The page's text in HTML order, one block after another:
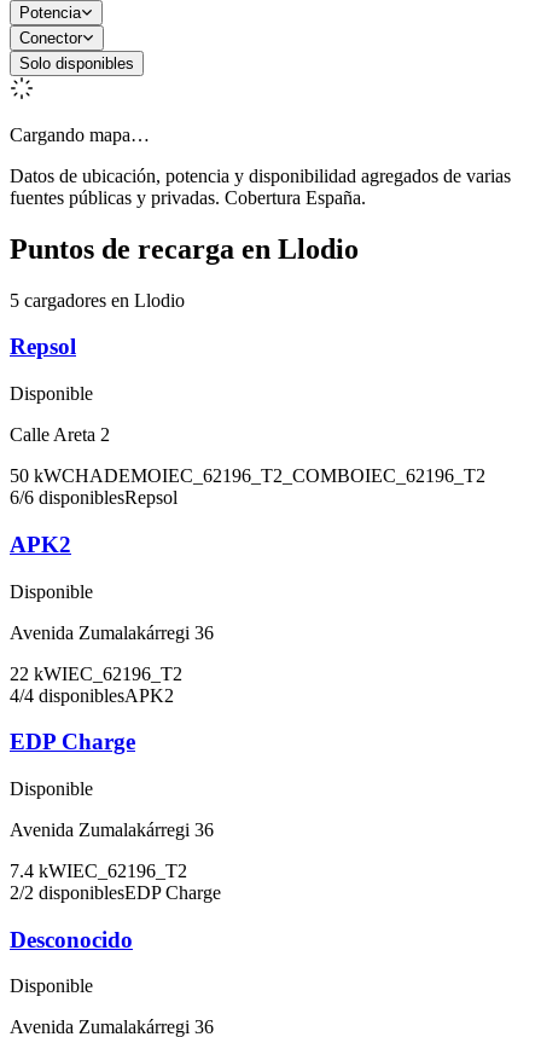
Potencia
Conector
Solo disponibles
Cargando mapa…
Datos de ubicación, potencia y disponibilidad agregados de varias
fuentes públicas y privadas. Cobertura España.
Puntos de recarga en Llodio
5 cargadores en Llodio
Repsol
Disponible
Calle Areta 2
50 kWCHADEMOIEC_62196_T2_COMBOIEC_62196_T2
6/6 disponiblesRepsol
APK2
Disponible
Avenida Zumalakárregi 36
22 kWIEC_62196_T2
4/4 disponiblesAPK2
EDP Charge
Disponible
Avenida Zumalakárregi 36
7.4 kWIEC_62196_T2
2/2 disponiblesEDP Charge
Desconocido
Disponible
Avenida Zumalakárregi 36